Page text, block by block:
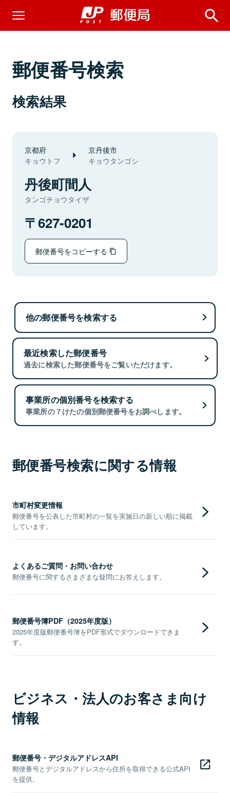
郵便番号検索
検索結果
京都府
キョウトフ
京丹後市
キョウタンゴシ
丹後町間人
タンゴチョウタイザ
627-0201
郵便番号をコピーする
他の郵便番号を検索する
最近検索した郵便番号
過去に検索した郵便番号をご覧いただけます。
事業所の個別番号を検索する
事業所の７けたの個別郵便番号をお調べします。
郵便番号検索に関する情報
市町村変更情報
郵便番号を公表した市町村の一覧を実施日の新しい順に掲載
しています。
よくあるご質問・お問い合わせ
郵便番号に関するさまざまな疑問にお答えします。
郵便番号簿PDF（2025年度版）
2025年度版郵便番号簿をPDF形式でダウンロードできま
す。
ビジネス・法人のお客さま向け
情報
郵便番号・デジタルアドレスAPI
郵便番号とデジタルアドレスから住所を取得できる公式API
を提供。